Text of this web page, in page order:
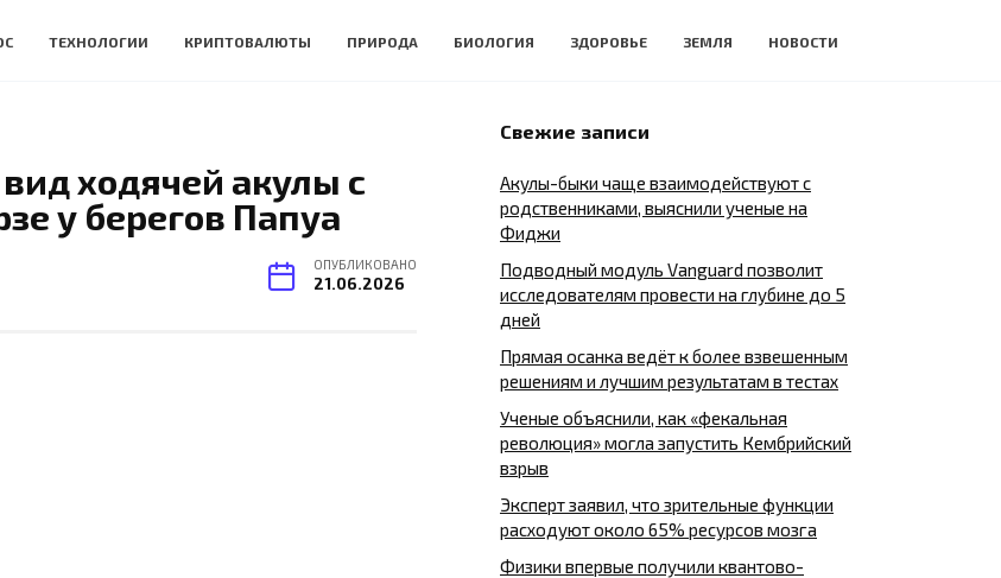
ТЕХНОЛОГИИ КРИПТОВАЛЮТЫ ПРИРОДА БИОЛОГИЯ ЗДОРОВЬЕ ЗЕМЛЯ НОВОСТИ
ходячей акулы с
у берегов Папуа
ОПУБЛИКОВАНО
21.06.2026
Свежие записи
Акулы-быки чаще взаимодействуют с
родственниками, выяснили ученые на
Фиджи
Подводный модуль Vanguard позволит
исследователям провести на глубине до 5
дней
Прямая осанка ведёт к более взвешенным
решениям и лучшим результатам в тестах
Ученые объяснили, как «фекальная
революция» могла запустить Кембрийский
взрыв
Эксперт заявил, что зрительные функции
расходуют около 65% ресурсов мозга
Физики впервые получили квантово-